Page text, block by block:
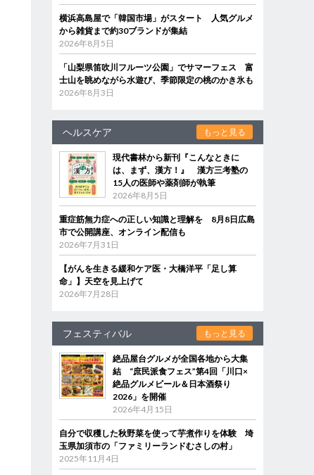
横浜高島屋で「韓国市場」がスタート 人気グルメ
から雑貨まで約30ブランドが集結
2026年8月5日
「山梨県笛吹川フルーツ公園」でサマーフェス 富
士山を眺めながら水遊び、季節限定の桃のかき氷も
2026年8月3日
ヘルスケア もっと見る
現代書林から新刊『こんなときに
は、まず、漢方！』 漢方三考塾の
15人の医師や薬剤師が執筆
2026年8月5日
重症筋無力症への正しい知識と理解を 8月8日広島
市で公開講座、オンライン配信も
2026年7月31日
【がんを生きる緩和ケア医・大橋洋平「足し算
命」】天空を見上げて
2026年7月28日
フェスティバル もっと見る
絶品屋台グルメが全国各地から大集
結 “庶民派食フェス”第4回「川口×
絶品グルメビール＆日本酒祭り
2026」を開催
2026年4月15日
自分で収穫した秋野菜を使って芋煮作りを体験 埼
玉県加須市の「ファミリーランドむさしの村」
2025年11月4日